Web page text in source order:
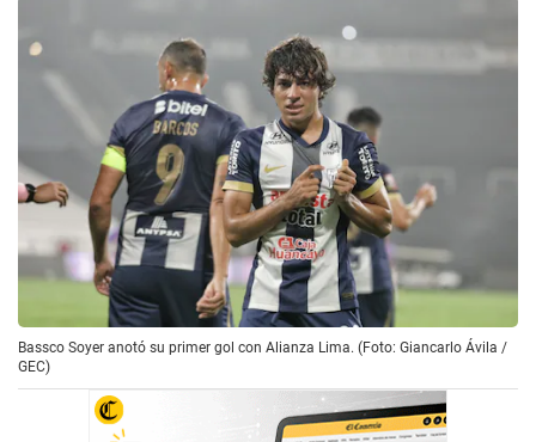
Bassco Soyer anotó su primer gol con Alianza Lima. (Foto: Giancarlo Ávila /
GEC)